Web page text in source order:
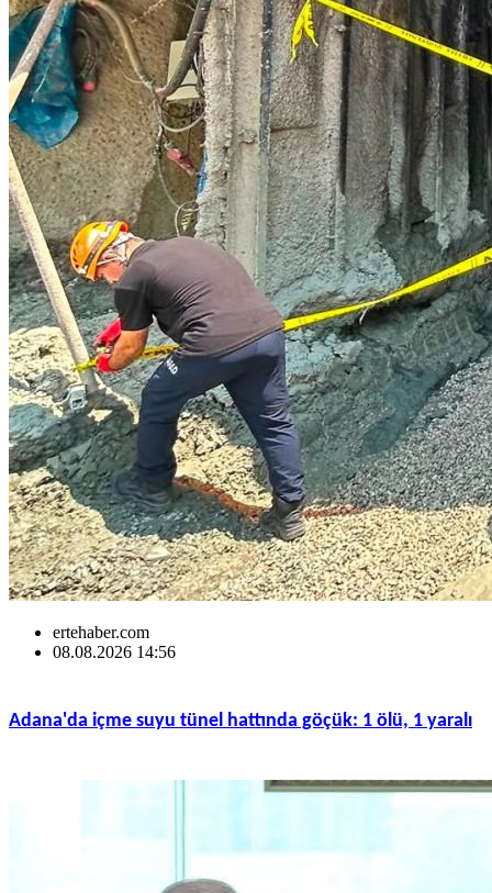
ertehaber.com
08.08.2026 14:56
Adana'da içme suyu tünel hattında göçük: 1 ölü, 1 yaralı